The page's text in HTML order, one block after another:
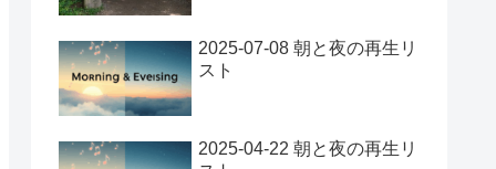
2025-07-08 朝と夜の再生リ
スト
2025-04-22 朝と夜の再生リ